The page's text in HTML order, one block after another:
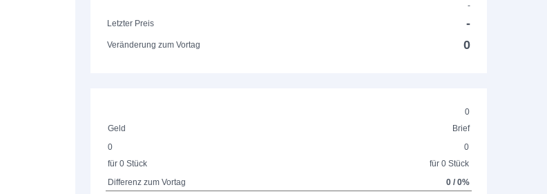
-
Letzter Preis
-
Veränderung zum Vortag 0
0
Geld
Brief
0
für 0 Stück
0
für 0 Stück
Differenz zum Vortag
0 / 0%